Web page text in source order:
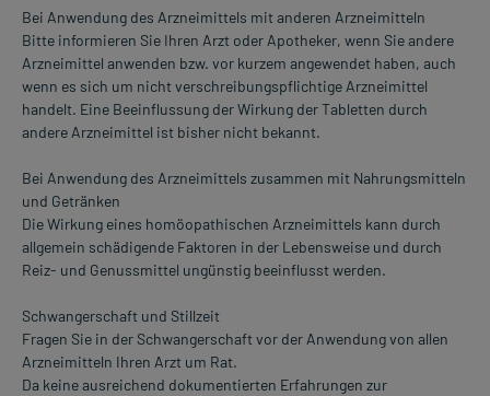
Bei Anwendung des Arzneimittels mit anderen Arzneimitteln
Bitte informieren Sie Ihren Arzt oder Apotheker, wenn Sie andere
Arzneimittel anwenden bzw. vor kurzem angewendet haben, auch
wenn es sich um nicht verschreibungspflichtige Arzneimittel
handelt. Eine Beeinflussung der Wirkung der Tabletten durch
andere Arzneimittel ist bisher nicht bekannt.
Bei Anwendung des Arzneimittels zusammen mit Nahrungsmitteln
und Getränken
Die Wirkung eines homöopathischen Arzneimittels kann durch
allgemein schädigende Faktoren in der Lebensweise und durch
Reiz- und Genussmittel ungünstig beeinflusst werden.
Schwangerschaft und Stillzeit
Fragen Sie in der Schwangerschaft vor der Anwendung von allen
Arzneimitteln Ihren Arzt um Rat.
Da keine ausreichend dokumentierten Erfahrungen zur